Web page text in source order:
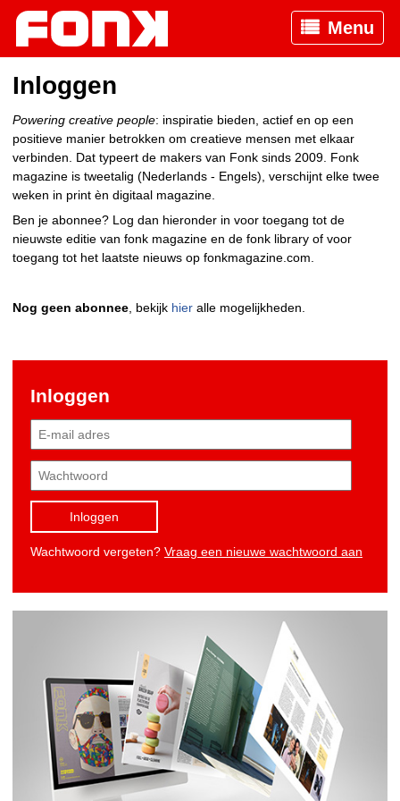
Menu
Inloggen
Powering creative people: inspiratie bieden, actief en op een
positieve manier betrokken om creatieve mensen met elkaar
verbinden. Dat typeert de makers van Fonk sinds 2009. Fonk
magazine is tweetalig (Nederlands - Engels), verschijnt elke twee
weken in print èn digitaal magazine.
Ben je abonnee? Log dan hieronder in voor toegang tot de
nieuwste editie van fonk magazine en de fonk library of voor
toegang tot het laatste nieuws op fonkmagazine.com.
Nog geen abonnee , bekijk hier alle mogelijkheden.
Inloggen
Inloggen
Wachtwoord vergeten? Vraag een nieuwe wachtwoord aan